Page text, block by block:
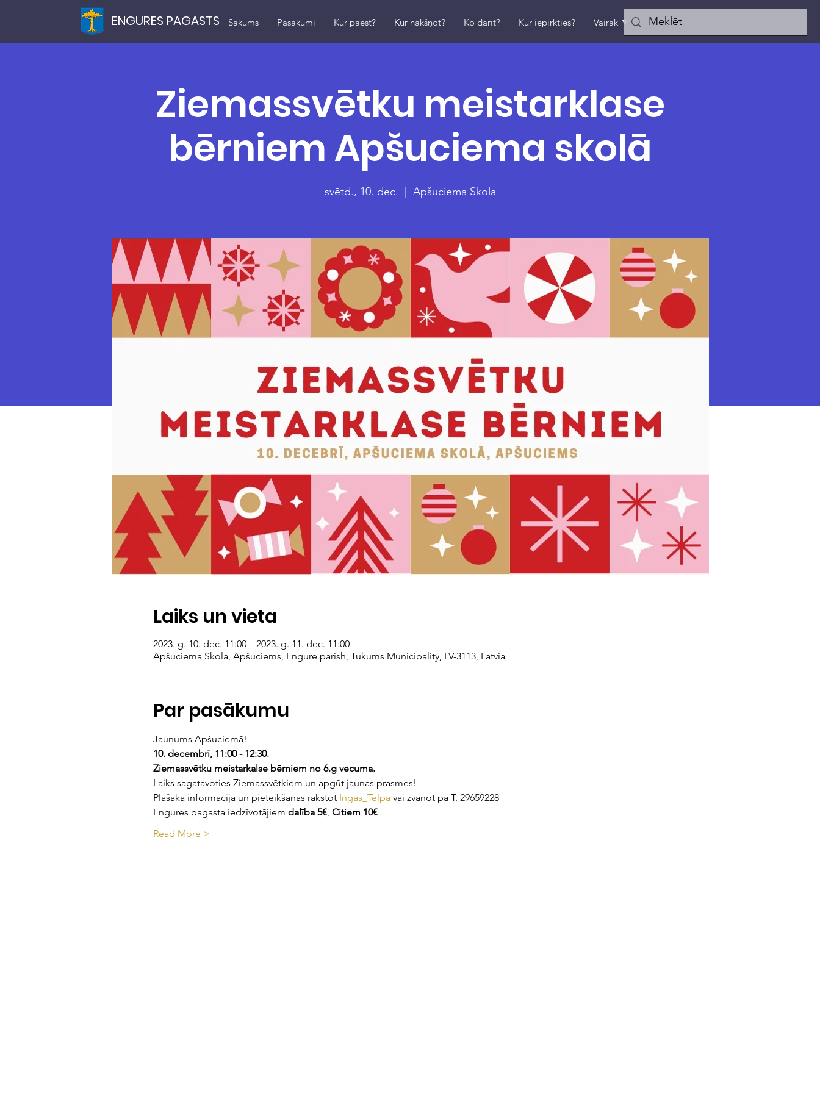
ENGURES PAGASTS Sākums Pasākumi Kur paēst? Kur nakšņot? Ko darīt? Kur iepirkties? Vairāk ▼
Ziemassvētku meistarklase
bērniem Apšuciema skolā
svētd., 10. dec. Apšuciema Skola
Laiks un vieta
2023. g. 10. dec. 11:00 – 2023. g. 11. dec. 11:00
Apšuciema Skola, Apšuciems, Engure parish, Tukums Municipality, LV-3113, Latvia
Par pasākumu
Jaunums Apšuciemā!
10. decembrī, 11:00 - 12:30.
Ziemassvētku meistarkalse bērniem no 6.g vecuma.
Laiks sagatavoties Ziemassvētkiem un apgūt jaunas prasmes!
Plašāka informācija un pieteikšanās rakstot Ingas_Telpa vai zvanot pa T. 29659228
Engures pagasta iedzīvotājiem dalība 5€, Citiem 10€
Read More >